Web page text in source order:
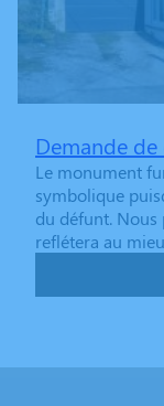
Demande
Le monument
symbolique
du défunt.
reflétera au